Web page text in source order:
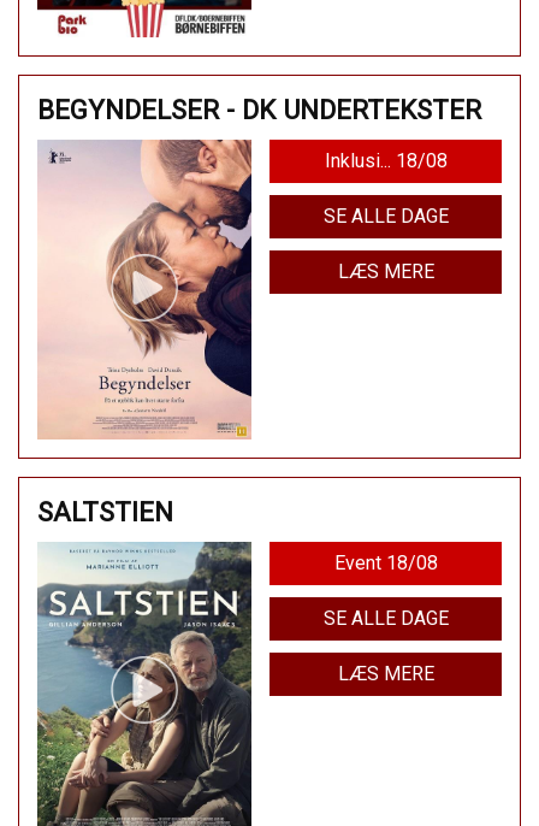
BEGYNDELSER - DK UNDERTEKSTER
Inklusi... 18/08
SE ALLE DAGE
LÆS MERE
SALTSTIEN
Event 18/08
SE ALLE DAGE
LÆS MERE